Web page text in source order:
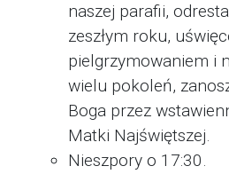
naszej parafii,
zeszłym roku,
pielgrzymowaniem i
wielu pokoleń,
Boga przez
Matki Najświętszej.
Nieszpory o 17:30.